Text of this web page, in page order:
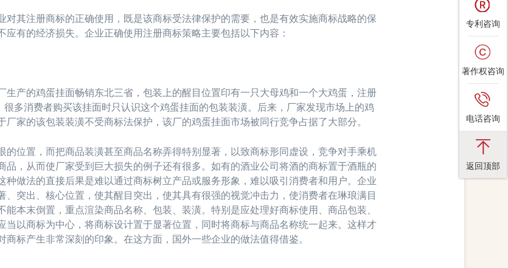
其注册商标的正确使用，既是该商标受法律保护的需要，也是有效实施商标战略的保
有的经济损失。企业正确使用注册商标策略主要包括以下内容：
产的鸡蛋挂面畅销东北三省，包装上的醒目位置印有一只大母鸡和一个大鸡蛋，注册
很多消费者购买该挂面时只认识这个鸡蛋挂面的包装装潢。后来，厂家发现市场上的鸡
家的该包装装潢不受商标法保护，该厂的鸡蛋挂面市场被同行竞争占据了大部分。
位置，而把商品装潢甚至商品名称弄得特别显著，以致商标形同虚设，竞争对手乘机
品，从而使厂家受到巨大损失的例子还有很多。如有的酒业公司将酒的商标置于酒瓶的
种做法的直接后果是难以通过商标树立产品或服务形象，难以吸引消费者和用户。企业
突出、核心位置，使其醒目突出，使其具有很强的视觉冲击力，使消费者在琳琅满目
本末倒置，重点渲染商品名称、包装、装潢。特别是应处理好商标使用、商品包装、
当以商标为中心，将商标设计置于显著位置，同时将商标与商品名称统一起来。这样才
标产生非常深刻的印象。在这方面，国外一些企业的做法值得借鉴。
专利咨询
著作权咨询
电话咨询
返回顶部